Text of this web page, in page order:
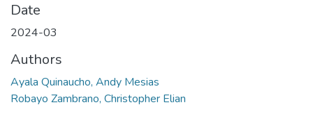
Date
2024-03
Authors
Ayala Quinaucho, Andy Mesias
Robayo Zambrano, Christopher Elian